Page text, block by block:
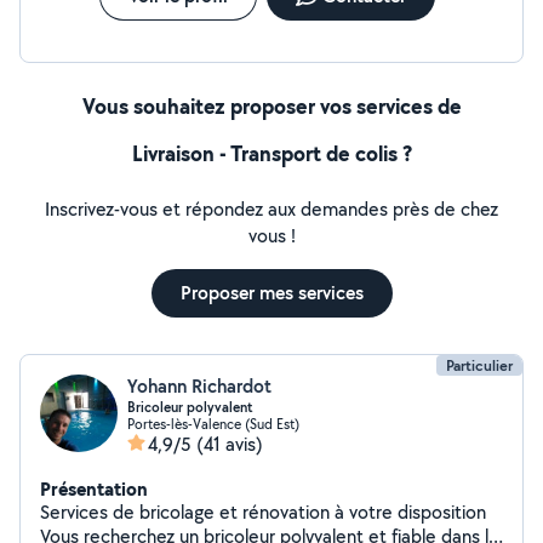
Vous souhaitez proposer vos services de
Livraison - Transport de colis ?
Inscrivez-vous et répondez aux demandes près de chez
vous !
Proposer mes services
Particulier
Yohann Richardot
Bricoleur polyvalent
Portes-lès-Valence (Sud Est)
4,9/5 (41 avis)
Présentation
Services de bricolage et rénovation à votre disposition
Vous recherchez un bricoleur polyvalent et fiable dans la